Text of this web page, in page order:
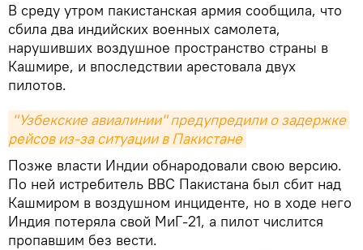
В среду утром пакистанская армия сообщила, что
сбила два индийских военных самолета,
нарушивших воздушное пространство страны в
Кашмире, и впоследствии арестовала двух
пилотов.
"Узбекские авиалинии" предупредили о задержке
рейсов из-за ситуации в Пакистане
Позже власти Индии обнародовали свою версию.
По ней истребитель ВВС Пакистана был сбит над
Кашмиром в воздушном инциденте, но в ходе него
Индия потеряла свой МиГ-21, а пилот числится
пропавшим без вести.